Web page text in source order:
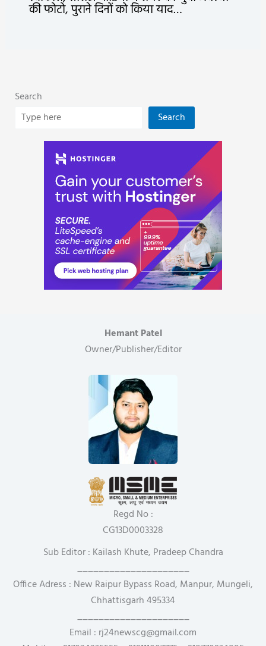
की फोटो, पुराने दिनों को किया याद…
Search
Search
Hemant Patel
Owner/Publisher/Editor
Regd No :
CG13D0003328
Sub Editor : Kailash Khute, Pradeep Chandra
_____________________
Office Adress : New Raipur Bypass Road, Manpur, Mungeli,
Chhattisgarh 495334
_____________________
Email : rj24newscg@gmail.com